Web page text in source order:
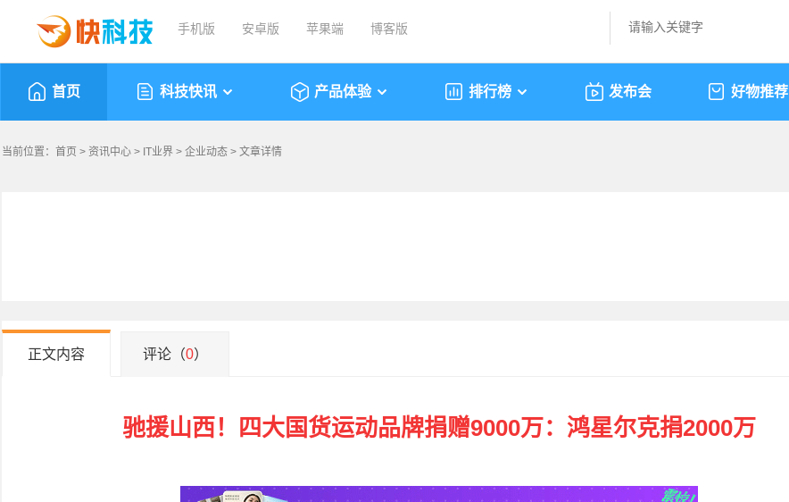
手机版 安卓版 苹果端 博客版
首页 科技快讯 产品体验 排行榜 发布会 好物推荐
当前位置： 首页 > 资讯中心 > IT业界 > 企业动态 > 文章详情
正文内容 评论（0）
驰援山西！四大国货运动品牌捐赠9000万：鸿星尔克捐2000万